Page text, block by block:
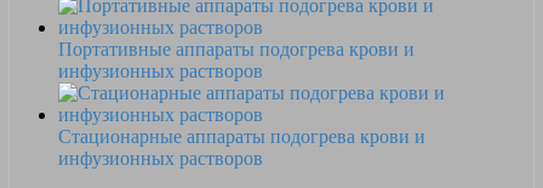
Портативные аппараты подогрева крови и
инфузионных растворов
Стационарные аппараты подогрева крови и
инфузионных растворов